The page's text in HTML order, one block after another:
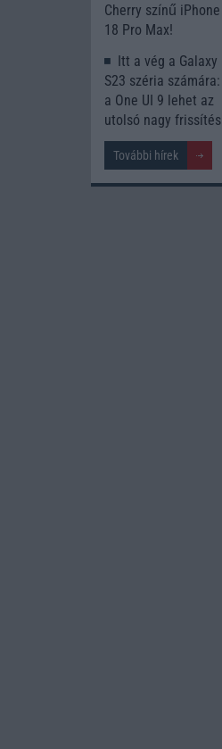
Cherry színű iPhone
18 Pro Max!
Itt a vég a Galaxy
S23 széria számára:
a One UI 9 lehet az
utolsó nagy frissítés
További hírek